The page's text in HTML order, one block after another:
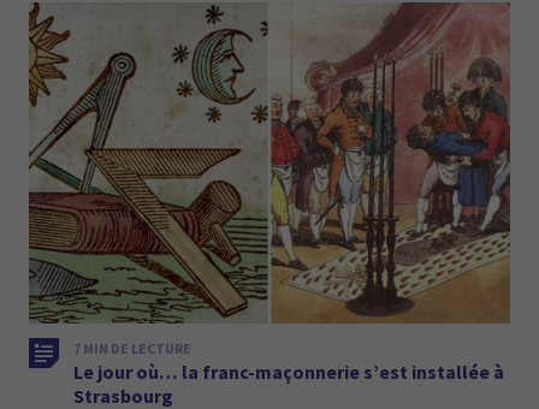
7 MIN DE LECTURE
Le jour où… la franc-maçonnerie s’est installée à
Strasbourg